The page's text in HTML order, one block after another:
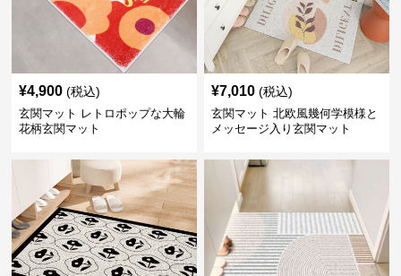
¥4,900 (税込)
玄関マット レトロポップな大輪
花柄玄関マット
¥7,010 (税込)
玄関マット 北欧風幾何学模様と
メッセージ入り玄関マット